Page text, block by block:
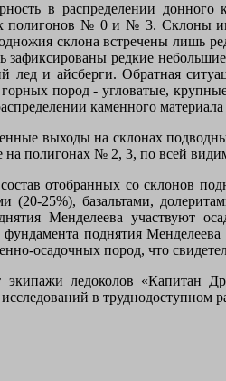
в распределении
полигонов № 0 и № 3. Склоны
склона встречены лишь
зафиксированы редкие
и айсберги. Обратная
пород - угловатые,
каменного
выходы на склонах
полигонах № 2, 3, по всей
отобранных со склонов
(20-25%), базальтами,
Менделеева участвуют
поднятия Менделеева
осадочных пород, что
экипажи ледоколов «Капитан
в труднодоступном